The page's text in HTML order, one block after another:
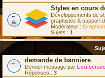
Styles en cours
Développements de
graphistes & support
Modérateur :
Sujets : 1
demande de banniere
Dernier message par
Réponses : 3